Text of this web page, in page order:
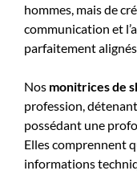
hommes, mais de
communication et
parfaitement alignés.
Nos monitrices de
profession,
possédant une
Elles comprennent
informations